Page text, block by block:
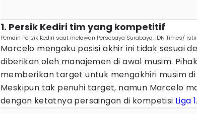
1. Persik Kediri tim yang kompetitif
Pemain Persik Kediri saat melawan Persebaya Surabaya. IDN Times/
Marcelo mengaku posisi akhir ini tidak sesuai
diberikan oleh manajemen di awal musim.
memberikan target untuk mengakhiri musim di
Meskipun tak penuhi target, namun Marcelo
dengan ketatnya persaingan di kompetisi Liga 1.